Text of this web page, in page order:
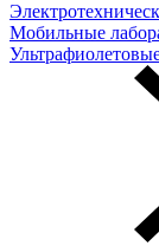
Мобильные